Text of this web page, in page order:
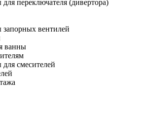
переключателя (дивертора)
вентилей
ванны
смесителей